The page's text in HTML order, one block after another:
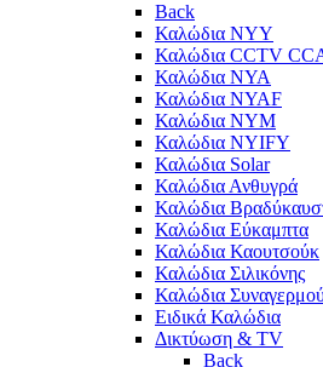
Back
Καλώδια NYY
Καλώδια CCTV
Καλώδια NYA
Καλώδια NYAF
Καλώδια NYΜ
Καλώδια ΝΥΙFY
Καλώδια Solar
Καλώδια Ανθυγρά
Καλώδια
Καλώδια Εύκαμπτα
Καλώδια Καουτσούκ
Καλώδια Σιλικόνης
Καλώδια
Ειδικά Καλώδια
Δικτύωση & TV
Back